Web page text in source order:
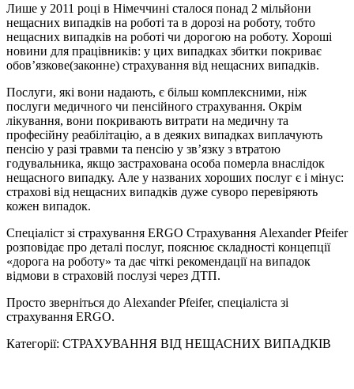
Лише у 2011 році в Німеччині сталося понад 2 мільйони
нещасних випадків на роботі та в дорозі на роботу, тобто
нещасних випадків на роботі чи дорогою на роботу. Хороші
новини для працівників: у цих випадках збитки покриває
обов’язкове(законне) страхування від нещасних випадків.
Послуги, які вони надають, є більш комплексними, ніж
послуги медичного чи пенсійного страхування. Окрім
лікування, вони покривають витрати на медичну та
професійну реабілітацію, а в деяких випадках виплачують
пенсію у разі травми та пенсію у зв’язку з втратою
годувальника, якщо застрахована особа померла внаслідок
нещасного випадку. Але у названих хороших послуг є і мінус:
страхові від нещасних випадків дуже суворо перевіряють
кожен випадок.
Спеціаліст зі страхування ERGO Страхування Alexander Pfeifer
розповідає про деталі послуг, пояснює складності концепції
«дорога на роботу» та дає чіткі рекомендації на випадок
відмови в страховій послузі через ДТП.
Просто зверніться до Alexander Pfeifer, спеціаліста зі
страхування ERGO.
Категорії: СТРАХУВАННЯ ВІД НЕЩАСНИХ ВИПАДКІВ